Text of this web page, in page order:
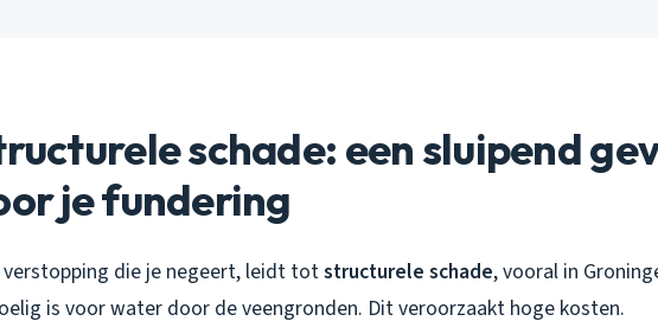
schade: een sluipend
je fundering
verstopping die je negeert, leidt totstructurele schade, vooral in
is voor water door de veengronden. Dit veroorzaakt hoge kosten.